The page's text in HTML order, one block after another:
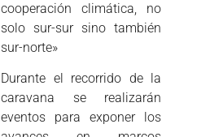
cooperación climática, no
solo sur-sur sino también
sur-norte»
Durante el recorrido de la
caravana se realizarán
eventos para exponer los